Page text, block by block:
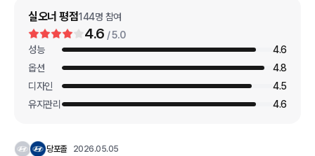
실오너 평점144명 참여
4.6 / 5.0
성능
4.6
옵션
4.8
디자인
4.5
유지관리
4.6
당포졸 2026.05.05